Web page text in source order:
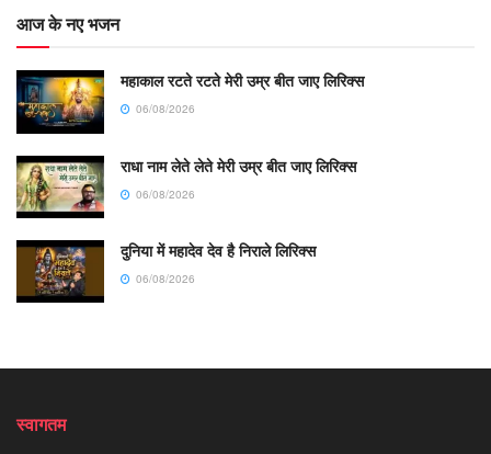
आज के नए भजन
महाकाल रटते रटते मेरी उम्र बीत जाए लिरिक्स
06/08/2026
राधा नाम लेते लेते मेरी उम्र बीत जाए लिरिक्स
06/08/2026
दुनिया में महादेव देव है निराले लिरिक्स
06/08/2026
स्वागतम